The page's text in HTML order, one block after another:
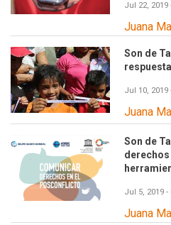
Jul 22, 2019
Juana
Son de
Jul 10, 2019
Juana
Son de
Jul 5, 2019 -
Juana